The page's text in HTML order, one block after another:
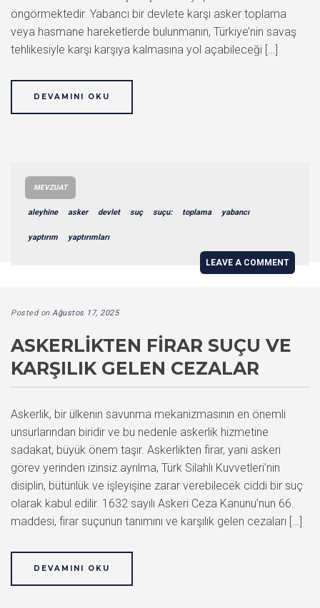
öngörmektedir. Yabancı bir devlete karşı asker toplama
veya hasmane hareketlerde bulunmanın, Türkiye’nin savaş
tehlikesiyle karşı karşıya kalmasına yol açabileceği […]
DEVAMINI OKU
MEVZUAT
aleyhine asker devlet suç suçu: toplama yabancı
yaptırım yaptırımları
LEAVE A COMMENT
Posted on Ağustos 17, 2025
ASKERLIKTEN FIRAR SUÇU VE
KARŞILIK GELEN CEZALAR
Askerlik, bir ülkenin savunma mekanizmasının en önemli
unsurlarından biridir ve bu nedenle askerlik hizmetine
sadakat, büyük önem taşır. Askerlikten firar, yani askeri
görev yerinden izinsiz ayrılma, Türk Silahlı Kuvvetleri’nin
disiplin, bütünlük ve işleyişine zarar verebilecek ciddi bir suç
olarak kabul edilir. 1632 sayılı Askeri Ceza Kanunu’nun 66.
maddesi, firar suçunun tanımını ve karşılık gelen cezaları […]
DEVAMINI OKU